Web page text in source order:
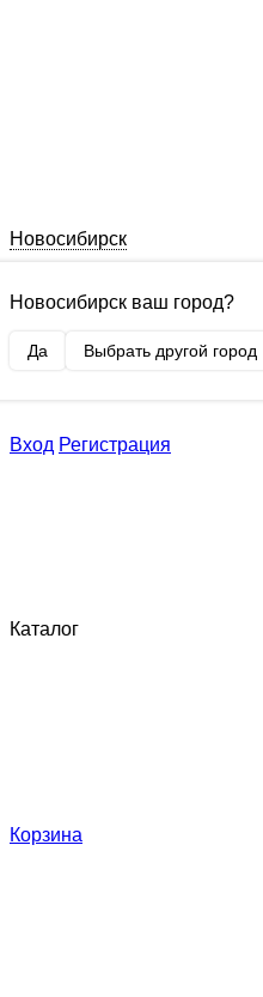
Новосибирск
Новосибирск ваш город?
Да Выбрать другой город
Вход Регистрация
Каталог
Корзина